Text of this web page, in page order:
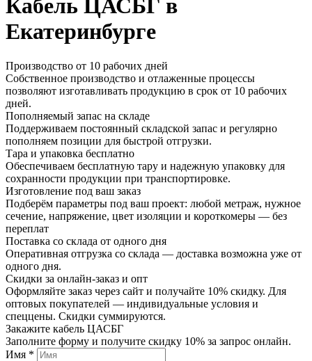
Кабель ЦАСБГ в
Екатеринбурге
Производство от 10 рабочих дней
Собственное производство и отлаженные процессы
позволяют изготавливать продукцию в срок от 10 рабочих
дней.
Пополняемый запас на складе
Поддерживаем постоянный складской запас и регулярно
пополняем позиции для быстрой отгрузки.
Тара и упаковка бесплатно
Обеспечиваем бесплатную тару и надежную упаковку для
сохранности продукции при транспортировке.
Изготовление под ваш заказ
Подберём параметры под ваш проект: любой метраж, нужное
сечение, напряжение, цвет изоляции и короткомеры — без
переплат
Поставка со склада от одного дня
Оперативная отгрузка со склада — доставка возможна уже от
одного дня.
Скидки за онлайн-заказ и опт
Оформляйте заказ через сайт и получайте 10% скидку. Для
оптовых покупателей — индивидуальные условия и
спеццены. Скидки суммируются.
Закажите кабель ЦАСБГ
Заполните форму и получите скидку 10% за запрос онлайн.
Имя *